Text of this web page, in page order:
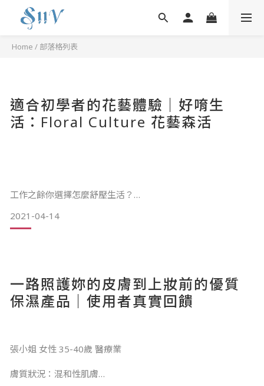
Home / 部落格列表
適合初學者的花藝體驗｜好唷生
活：Floral Culture 花藝森活
工作之餘你選擇怎麼舒壓生活？
可以是在工作的週間，送給自己一個午後的放鬆時刻，有點愜
意，有點輕鬆，伴隨著花草的自然香氣，指間的感受，生活也
好唷生活，是一個關於生活的藝想空間。
2021-04-14
一路照護妳的皮膚到上妝前的優質
保濕產品｜使用者真實回饋
張小姐 女性 35-40歲 醫療業
膚質狀況：混和性肌膚